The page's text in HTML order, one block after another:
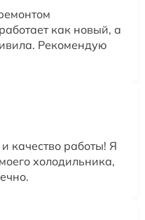
как новый, а
Рекомендую
качество работы! Я
холодильника,